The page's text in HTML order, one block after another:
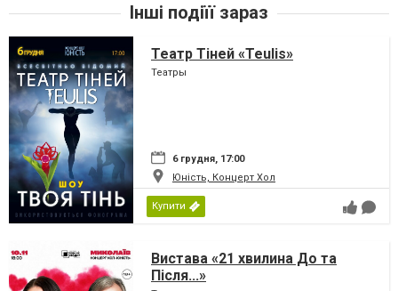
Інші подіїї зараз
Театр Тіней «Teulis»
Театры
6 грудня, 17:00
Юність, Концерт Хол
Купити
Вистава «21 хвилина До та
Після...»